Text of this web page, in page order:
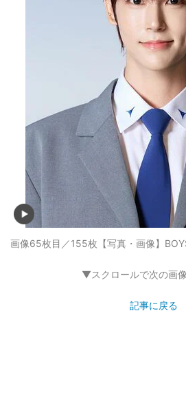
画像65枚目／155枚 【写真・画像】
▼スクロールで次の画
記事に戻る